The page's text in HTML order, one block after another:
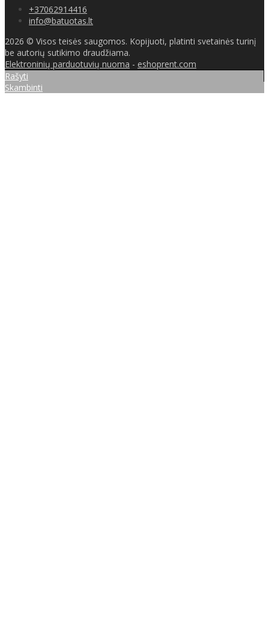
+37062914416
info@batuotas.lt
2026 © Visos teisės saugomos. Kopijuoti, platinti svetainės turinį
be autorių sutikimo draudžiama.
Elektroninių parduotuvių nuoma - eshoprent.com
Rašyti
Skambinti